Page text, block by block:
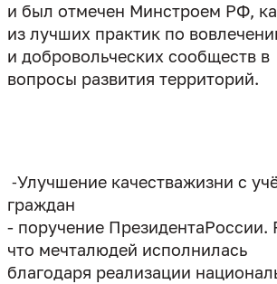
и был отмечен Минстроем РФ,
из лучших практик по
и добровольческих сообществ в
вопросы развития территорий.
⁃Улучшение качестважизни с
граждан
- поручение ПрезидентаРоссии.
что мечталюдей исполнилась
благодаря реализации